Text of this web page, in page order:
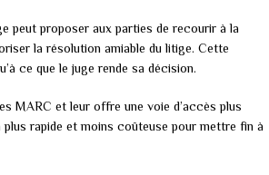
peut proposer aux parties de recourir à la
la résolution amiable du litige. Cette
ce que le juge rende sa décision.
MARC et leur offre une voie d’accès plus
rapide et moins coûteuse pour mettre fin à